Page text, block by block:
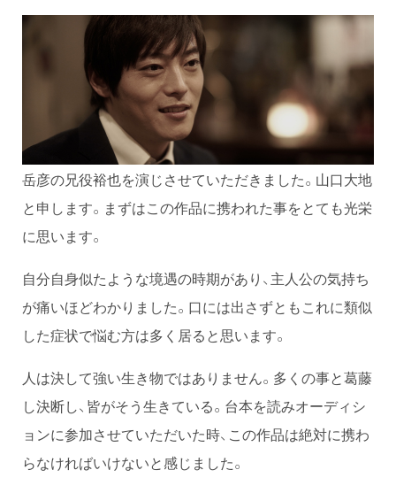
岳彦の兄役裕也を演じさせていただきました。山口大地
と申します。まずはこの作品に携われた事をとても光栄
に思います。
自分自身似たような境遇の時期があり、主人公の気持ち
が痛いほどわかりました。口には出さずともこれに類似
した症状で悩む方は多く居ると思います。
人は決して強い生き物ではありません。多くの事と葛藤
し決断し、皆がそう生きている。台本を読みオーディシ
ョンに参加させていただいた時、この作品は絶対に携わ
らなければいけないと感じました。